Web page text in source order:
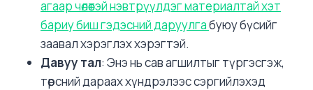
агаар чөлөөтэй нэвтрүүлдэг материалтай хэт
бариу биш гэдэсний даруулгабуюу бүсийг
заавал хэрэглэх хэрэгтэй.
Давуу тал: Энэ нь сав агшилтыг түргэсгэж,
төрсний дараах хүндрэлээс сэргийлэхэд